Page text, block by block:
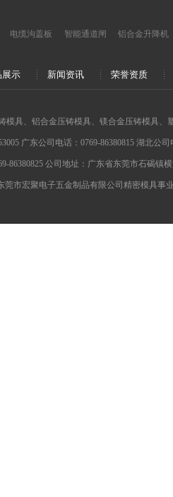
电缆沟盖板 智能通道闸 铝合金升降机
展示 新闻资讯 荣誉资质
模具、铝合金压铸模具、镁合金压铸模具、
广东公司电话：0769-86380815 湖北公
86380825 公司地址：广东省东莞市石碣镇
莞市宏聚电子五金制品有限公司精密模具事